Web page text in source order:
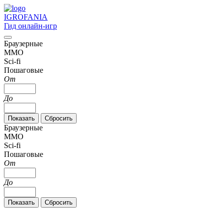
IGROFANIA
Гид онлайн-игр
Браузерные
MMO
Sci-fi
Пошаговые
От
До
Браузерные
MMO
Sci-fi
Пошаговые
От
До